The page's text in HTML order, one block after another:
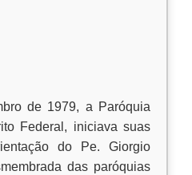
de 1979, a Paróquia
Federal, iniciava suas
do Pe. Giorgio
das paróquias